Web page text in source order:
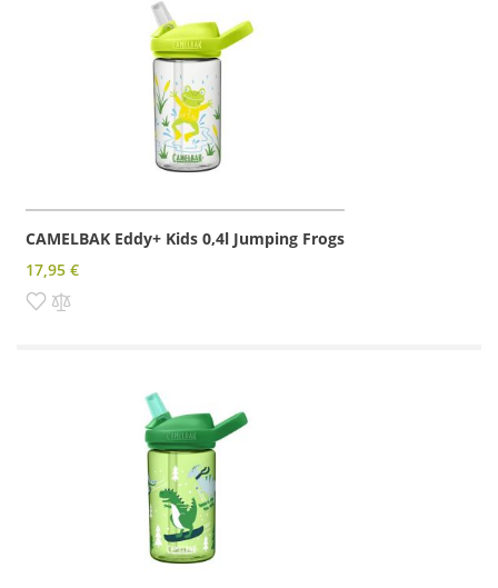
CAMELBAK Eddy+ Kids 0,4l Jumping Frogs
17,95 €
Pridať do zoznamu prianí